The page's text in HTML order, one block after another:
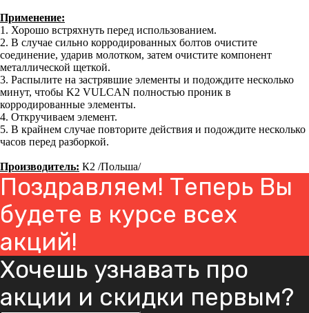
Применение:
1. Хорошо встряхнуть перед использованием.
2. В случае сильно корродированных болтов очистите
соединение, ударив молотком, затем очистите компонент
металлической щеткой.
3. Распылите на застрявшие элементы и подождите несколько
минут, чтобы K2 VULCAN полностью проник в
корродированные элементы.
4. Откручиваем элемент.
5. В крайнем случае повторите действия и подождите несколько
часов перед разборкой.
Производитель: К2 /Польша/
Поздравляем! Теперь Вы
будете в курсе всех
акций!
Хочешь узнавать про
акции и скидки первым?